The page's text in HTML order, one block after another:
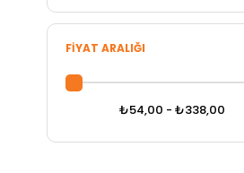
Küçük Ev Aletleri
FIYAT ARALIĞI
₺54,00 - ₺338,00